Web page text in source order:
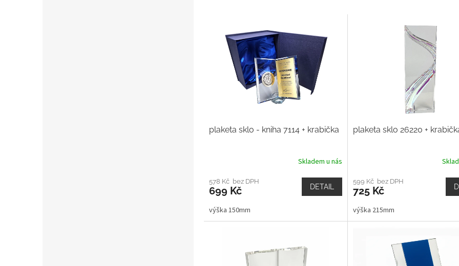
plaketa sklo - kniha 7114 + krabička
Skladem u nás
578 Kč bez DPH
699 Kč DETAIL
výška 150mm
plaketa sklo 26220 +
599 Kč bez DPH
725 Kč
výška 215mm